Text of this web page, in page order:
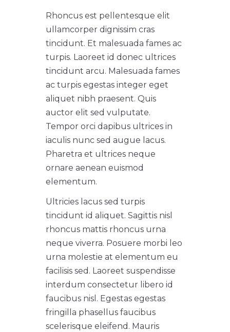
Rhoncus est pellentesque elit
ullamcorper dignissim cras
tincidunt. Et malesuada fames ac
turpis. Laoreet id donec ultrices
tincidunt arcu. Malesuada fames
ac turpis egestas integer eget
aliquet nibh praesent. Quis
auctor elit sed vulputate.
Tempor orci dapibus ultrices in
iaculis nunc sed augue lacus.
Pharetra et ultrices neque
ornare aenean euismod
elementum.
Ultricies lacus sed turpis
tincidunt id aliquet. Sagittis nisl
rhoncus mattis rhoncus urna
neque viverra. Posuere morbi leo
urna molestie at elementum eu
facilisis sed. Laoreet suspendisse
interdum consectetur libero id
faucibus nisl. Egestas egestas
fringilla phasellus faucibus
scelerisque eleifend. Mauris